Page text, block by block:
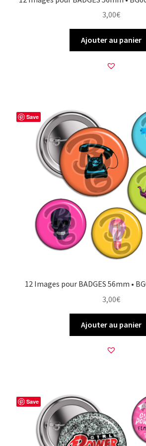
3,00€
Ajouter au panier
Save
12 Images pour BADGES 56mm •
3,00€
Ajouter au panier
Save